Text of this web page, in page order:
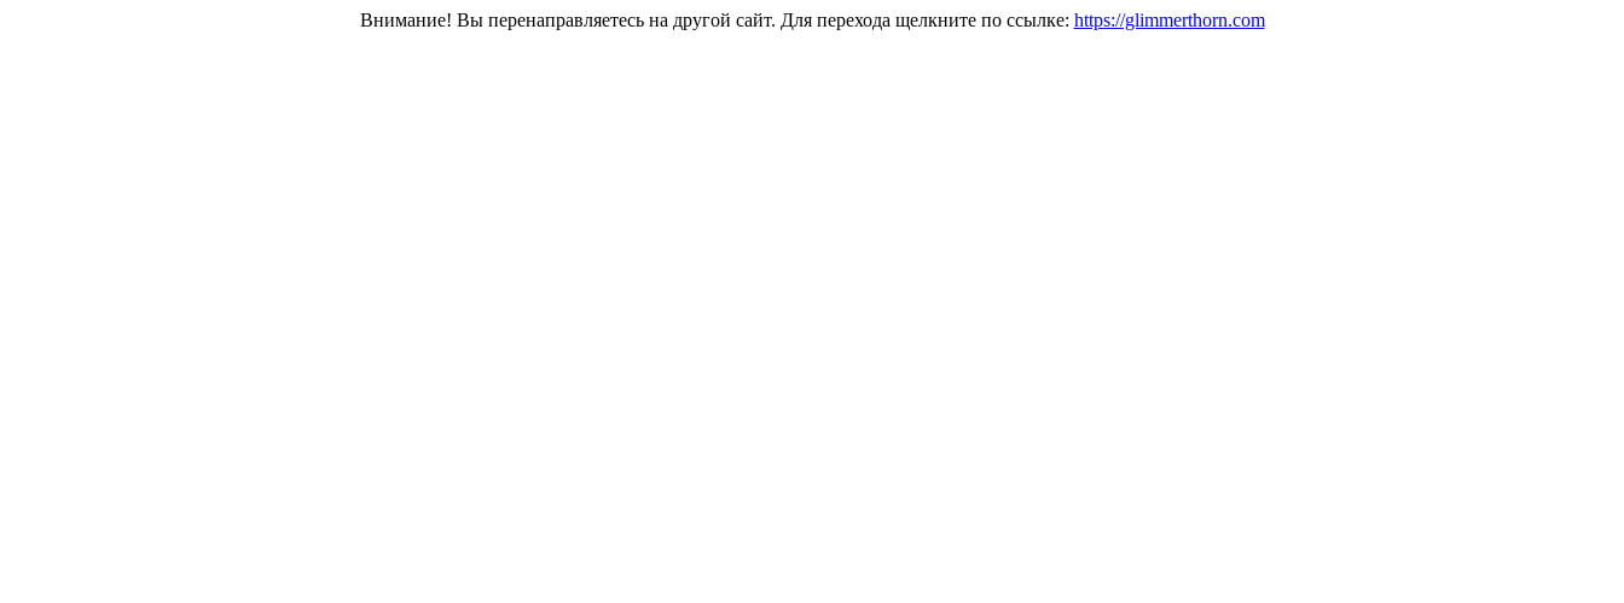
Внимание! Вы перенаправляетесь на другой сайт. Для перехода щелкните по ссылке: https://glimmerthorn.com